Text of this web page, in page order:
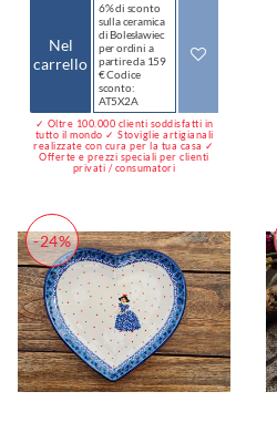
Nel
carrello
6% di sconto
sulla ceramica
di Bolesławiec
per ordini a
partire da 159
€ Codice
sconto:
AT5X2A
✓ Oltre 100.000 clienti soddisfatti in
tutto il mondo ✓ Stoviglie artigianali
realizzate con cura per la tua casa ✓
Offerte e prezzi speciali per clienti
privati / consumatori
-24%